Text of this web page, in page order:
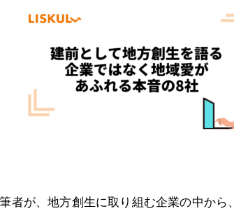
者が、地方創生に取り組む企業の中から、